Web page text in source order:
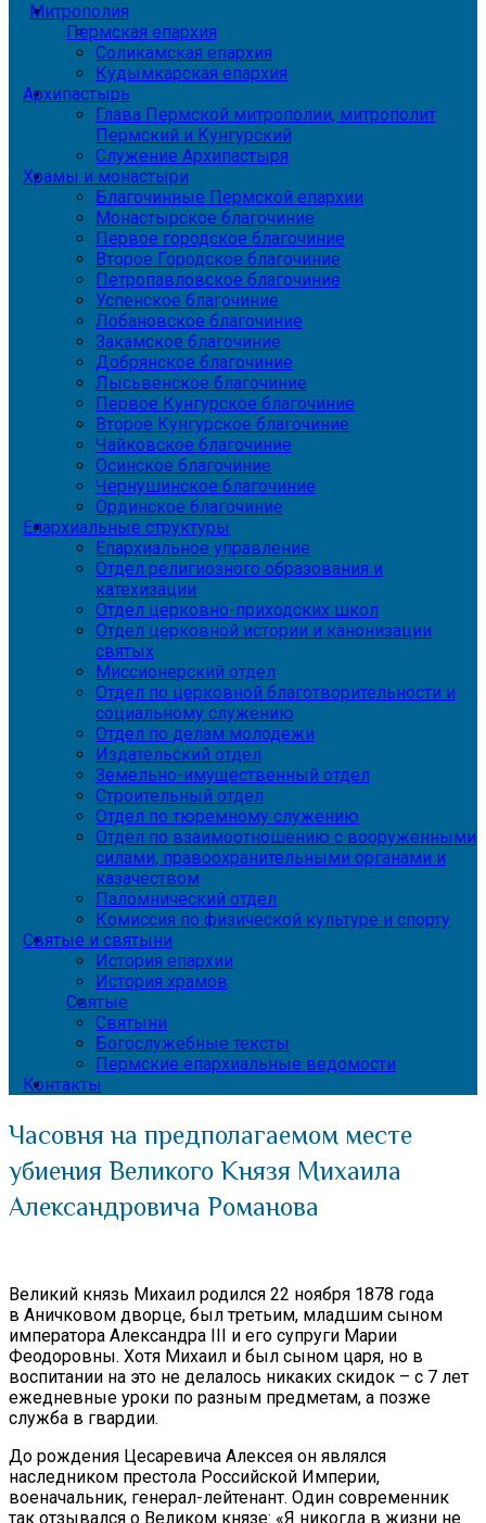
Митрополия
Пермская епархия
Соликамская епархия
Кудымкарская епархия
Архипастырь
Глава Пермской митрополии, митрополит
Пермский и Кунгурский
Служение Архипастыря
Храмы и монастыри
Благочинные Пермской епархии
Монастырское благочиние
Первое городское благочиние
Второе Городское благочиние
Петропавловское благочиние
Успенское благочиние
Лобановское благочиние
Закамское благочиние
Добрянское благочиние
Лысьвенское благочиние
Первое Кунгурское благочиние
Второе Кунгурское благочиние
Чайковское благочиние
Осинское благочиние
Чернушинское благочиние
Ординское благочиние
Епархиальные структуры
Епархиальное управление
Отдел религиозного образования и
катехизации
Отдел церковно-приходских школ
Отдел церковной истории и канонизации
святых
Миссионерский отдел
Отдел по церковной благотворительности и
социальному служению
Отдел по делам молодежи
Издательский отдел
Земельно-имущественный отдел
Строительный отдел
Отдел по тюремному служению
Отдел по взаимоотношению с вооруженными
силами, правоохранительными органами и
казачеством
Паломнический отдел
Комиссия по физической культуре и спорту
Святые и святыни
История епархии
История храмов
Святые
Святыни
Богослужебные тексты
Пермские епархиальные ведомости
Контакты
Часовня на предполагаемом месте
убиения Великого Князя Михаила
Александровича Романова
Великий князь Михаил родился 22 ноября 1878 года
в Аничковом дворце, был третьим, младшим сыном
императора Александра III и его супруги Марии
Феодоровны. Хотя Михаил и был сыном царя, но в
воспитании на это не делалось никаких скидок – с 7 лет
ежедневные уроки по разным предметам, а позже
служба в гвардии.
До рождения Цесаревича Алексея он являлся
наследником престола Российской Империи,
военачальник, генерал-лейтенант. Один современник
так отзывался о Великом князе: «Я никогда в жизни не